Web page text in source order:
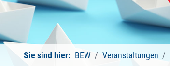
Sie sind hier: BEW Veranstaltungen